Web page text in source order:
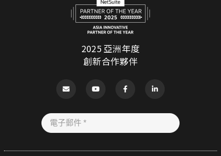
2025 亞洲年度
創新合作夥伴